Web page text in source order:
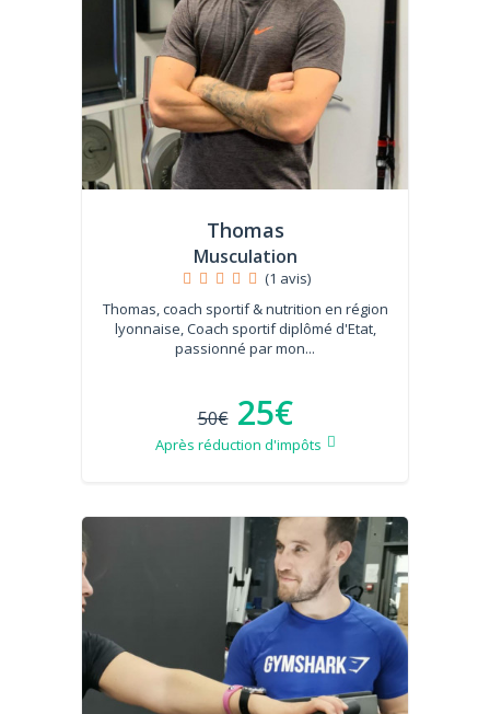
Thomas
Musculation
(1 avis)
Thomas, coach sportif & nutrition en région
lyonnaise, Coach sportif diplômé d'Etat,
passionné par mon...
50€ 25€
Après réduction d'impôts